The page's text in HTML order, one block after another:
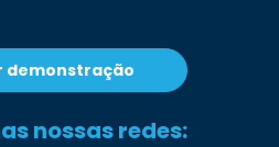
demonstração
nossas redes: